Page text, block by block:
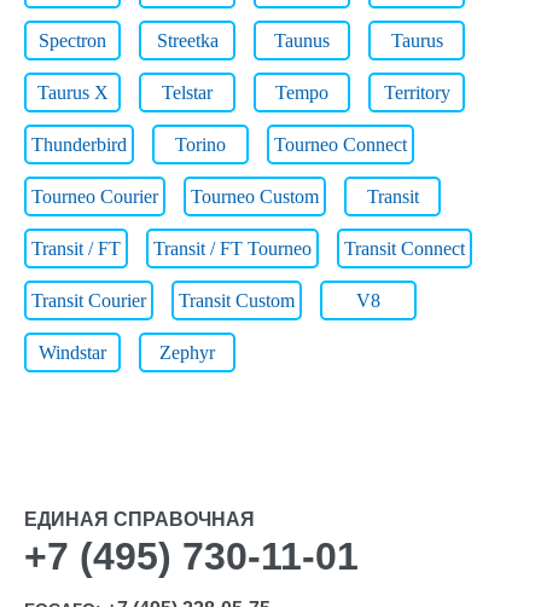
Spectron Streetka Taunus Taurus
Taurus X Telstar Tempo Territory
Thunderbird Torino Tourneo Connect
Tourneo Courier Tourneo Custom Transit
Transit / FT Transit / FT Tourneo Transit Connect
Transit Courier Transit Custom V8
Windstar Zephyr
ЕДИНАЯ СПРАВОЧНАЯ
+7 (495) 730-11-01